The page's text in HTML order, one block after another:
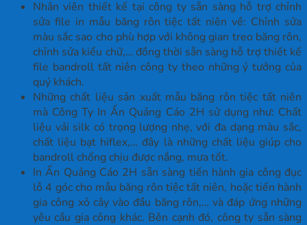
Nhân viên thiết kế tại công ty sẵn sàng hỗ trợ chỉnh
sửa file in mẫu băng rôn tiệc tất niên về: Chỉnh sửa
màu sắc sao cho phù hợp với không gian treo băng rôn,
chỉnh sửa kiểu chữ,… đồng thời sẵn sàng hỗ trợ thiết kế
file bandroll tất niên công ty theo những ý tưởng của
quý khách.
Những chất liệu sản xuất mẫu băng rôn tiệc tất niên
mà Công Ty In Ấn Quảng Cáo 2H sử dụng như: Chất
liệu vải silk có trọng lượng nhẹ, với đa dạng màu sắc,
chất liệu bạt hiflex,… đây là những chất liệu giúp cho
bandroll chống chịu được nắng, mưa tốt.
In Ấn Quảng Cáo 2H sẵn sàng tiến hành gia công đục
lỗ 4 góc cho mẫu băng rôn tiệc tất niên, hoặc tiến hành
gia công xỏ cây vào đầu băng rôn,… và đáp ứng những
yêu cầu gia công khác. Bên cạnh đó, công ty sẵn sàng